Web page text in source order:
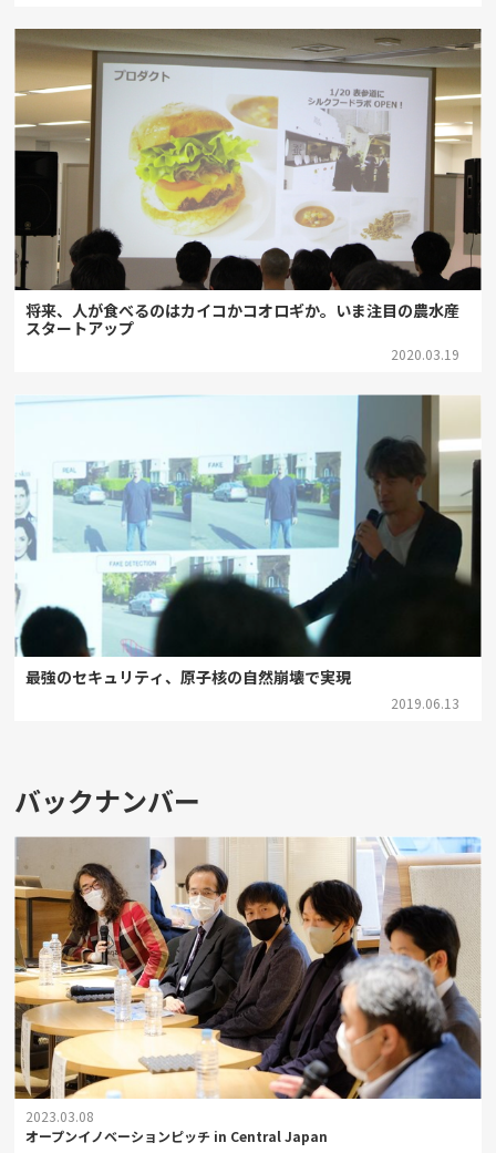
将来、人が食べるのはカイコかコオロギか。いま注目の農水産
スタートアップ
2020.03.19
最強のセキュリティ、原子核の自然崩壊で実現
2019.06.13
バックナンバー
2023.03.08
オープンイノベーションピッチ in Central Japan